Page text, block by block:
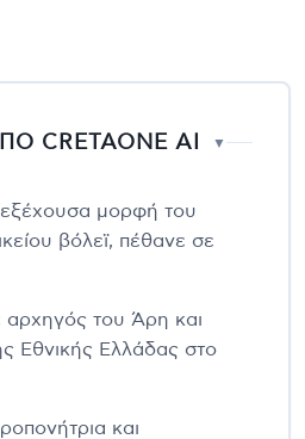
CRETAONE AI ▼
μορφή του
βόλεϊ, πέθανε σε
του Άρη και
Εθνικής Ελλάδας στο
και